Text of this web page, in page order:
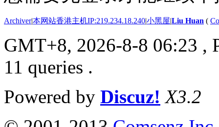
Archiver|本网站香港主机IP:219.234.18.240|小黑屋|Liu Huan (
GMT+8, 2026-8-8 06:23 ,
11 queries .
Powered by Discuz! X3.2